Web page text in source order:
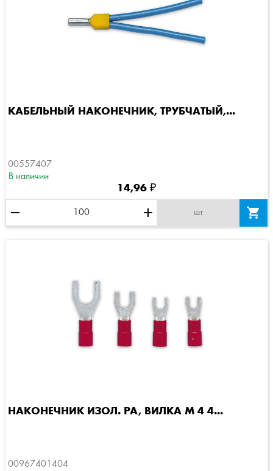
КАБЕЛЬНЫЙ НАКОНЕЧНИК, ТРУБЧАТЫЙ,...
00557407
В наличии
14,96 ₽
remove add шт 
НАКОНЕЧНИК ИЗОЛ. PA, ВИЛКА M 4 4...
00967401404